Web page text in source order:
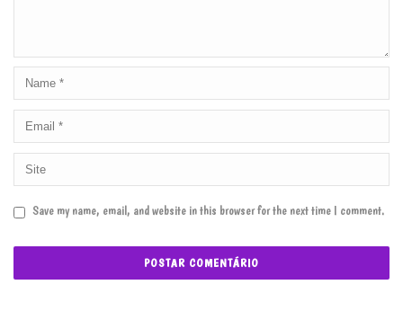
Save my name, email, and website in this browser for the next time I comment.